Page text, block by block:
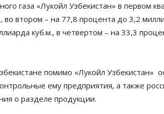
газа «Лукойл Узбекистан» в первом
во втором – на 77,8 процента до 3,2
куб.м., в четвертом – на 33,3
помимо «Лукойл Узбекистан»
ему предприятия, а также
о разделе продукции.